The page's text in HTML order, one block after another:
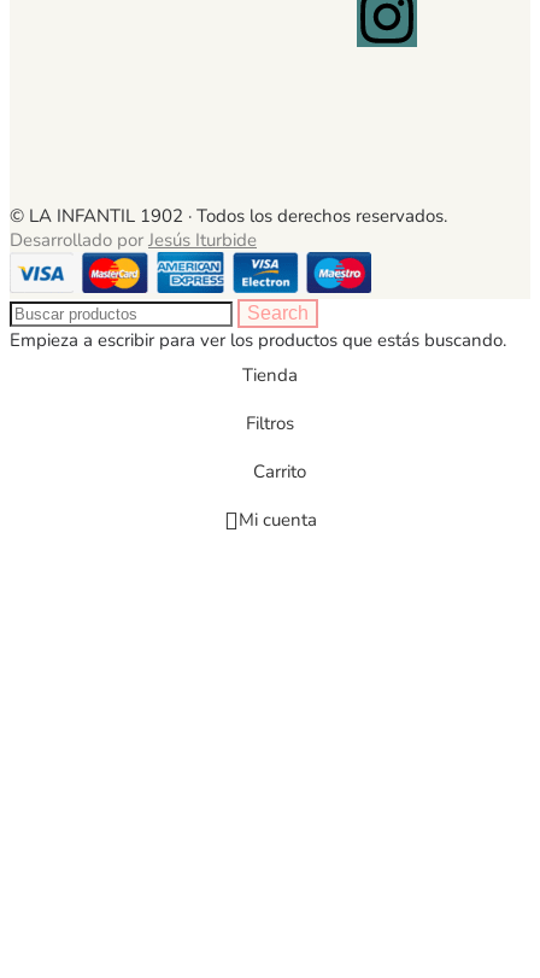
© LA INFANTIL 1902 · Todos los derechos reservados.
Desarrollado por Jesús Iturbide
Search
Empieza a escribir para ver los productos que estás buscando.
Tienda
Filtros
Carrito
Mi cuenta